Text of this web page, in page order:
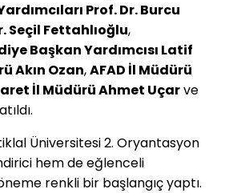
Prof. Dr. Burcu
Seçil Fettahlıoğlu,
Başkan Yardımcısı Latif
Akın Ozan,AFAD İl Müdürü
İl Müdürü Ahmet Uçarve
Üniversitesi 2. Oryantasyon
hem de eğlenceli
renkli bir başlangıç yaptı.